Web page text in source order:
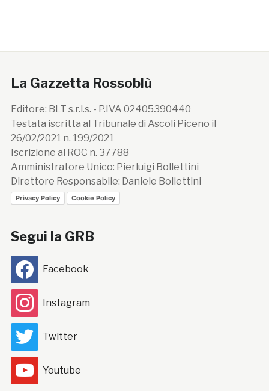
La Gazzetta Rossoblù
Editore: BLT s.r.l.s. - P.IVA 02405390440
Testata iscritta al Tribunale di Ascoli Piceno il
26/02/2021 n. 199/2021
Iscrizione al ROC n. 37788
Amministratore Unico: Pierluigi Bollettini
Direttore Responsabile: Daniele Bollettini
Privacy Policy Cookie Policy
Segui la GRB
Facebook
Instagram
Twitter
Youtube